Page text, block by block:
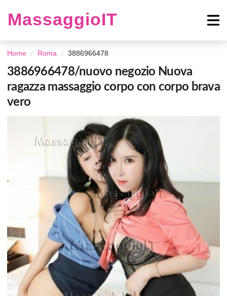
MassaggioIT
Home Roma 3886966478
3886966478/nuovo negozio Nuova
ragazza massaggio corpo con corpo brava
vero